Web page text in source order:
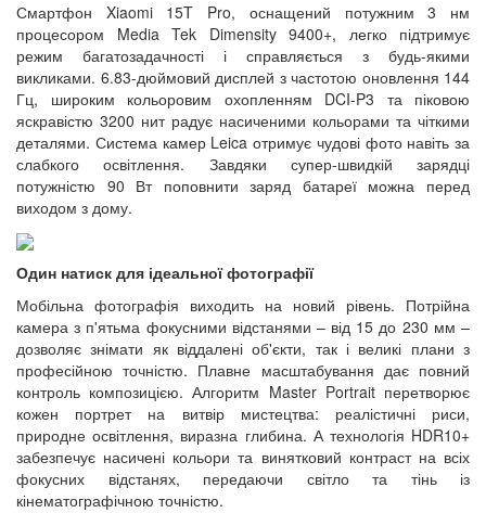
Смартфон Xiaomi 15T Pro, оснащений потужним 3 нм
процесором Media Tek Dimensity 9400+, легко підтримує
режим багатозадачності і справляється з будь-якими
викликами. 6.83-дюймовий дисплей з частотою оновлення 144
Гц, широким кольоровим охопленням DCI-P3 та піковою
яскравістю 3200 нит радує насиченими кольорами та чіткими
деталями. Система камер Leica отримує чудові фото навіть за
слабкого освітлення. Завдяки супер-швидкій зарядці
потужністю 90 Вт поповнити заряд батареї можна перед
виходом з дому.
Один натиск для ідеальної фотографії
Мобільна фотографія виходить на новий рівень. Потрійна
камера з п'ятьма фокусними відстанями – від 15 до 230 мм –
дозволяє знімати як віддалені об'єкти, так і великі плани з
професійною точністю. Плавне масштабування дає повний
контроль композицією. Алгоритм Master Portrait перетворює
кожен портрет на витвір мистецтва: реалістичні риси,
природне освітлення, виразна глибина. А технологія HDR10+
забезпечує насичені кольори та винятковий контраст на всіх
фокусних відстанях, передаючи світло та тінь із
кінематографічною точністю.